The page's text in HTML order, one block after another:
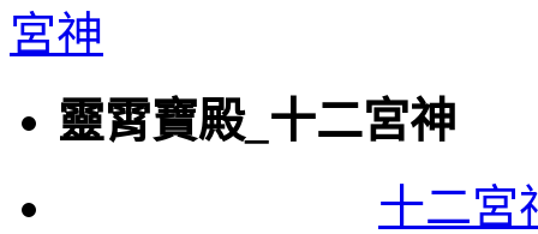
靈霄寶殿_十二宮神
十二宮